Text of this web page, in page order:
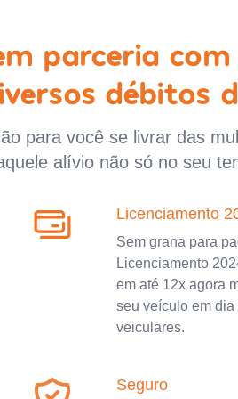
parceria
débitos
para você se livrar das
alívio não só no seu
Licenciamento
Sem grana para
Licenciamento
em até 12x agora
seu veículo em
veiculares.
Seguro